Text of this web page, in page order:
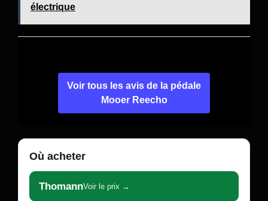
électrique
Voir tous les avis de la pédale
Mooer Reecho
Où acheter
ThomannVoir le prix →